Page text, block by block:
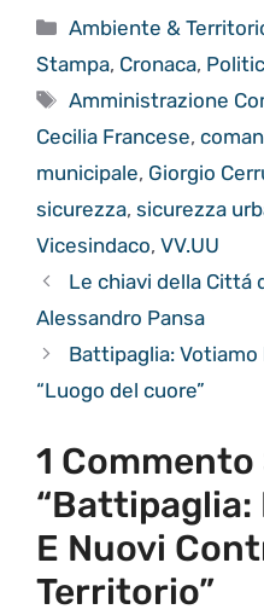
Categorie
Ambiente &
Stampa, Cronaca,
Tag
Amministrazione
Cecilia Francese,
municipale, Giorgio
sicurezza, sicurezza
Vicesindaco, VV.UU
Le chiavi della Cittá
Alessandro Pansa
Battipaglia: Votiamo
“Luogo del cuore”
1 Commento
“Battipaglia:
E Nuovi
Territorio”